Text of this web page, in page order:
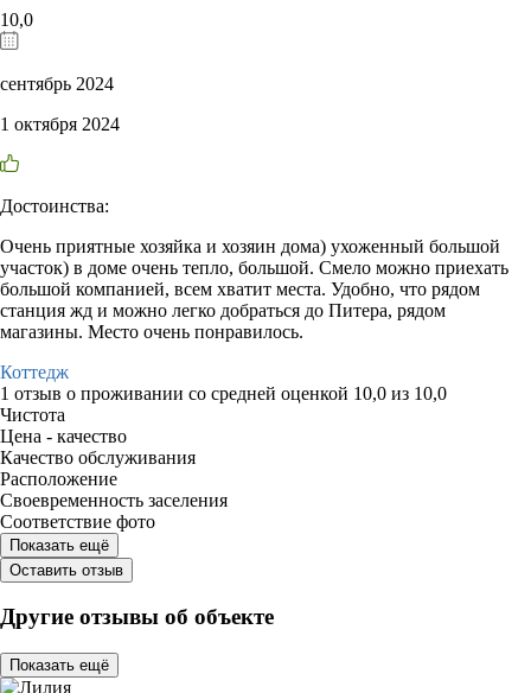
10,0
сентябрь 2024
1 октября 2024
Достоинства:
Очень приятные хозяйка и хозяин дома) ухоженный большой
участок) в доме очень тепло, большой. Смело можно приехать
большой компанией, всем хватит места. Удобно, что рядом
станция жд и можно легко добраться до Питера, рядом
магазины. Место очень понравилось.
Коттедж
1 отзыв о проживании со средней оценкой 10,0 из 10,0
Чистота
Цена - качество
Качество обслуживания
Расположение
Своевременность заселения
Соответствие фото
Показать ещё
Оставить отзыв
Другие отзывы об объекте
Показать ещё